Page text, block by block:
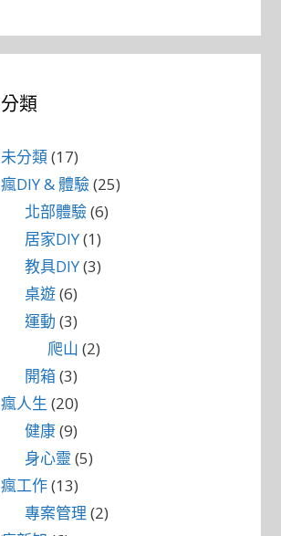
分類
未分類(17)
瘋DIY & 體驗(25)
北部體驗(6)
居家DIY(1)
教具DIY(3)
桌遊(6)
運動 (3)
爬山 (2)
開箱(3)
瘋人生 (20)
健康(9)
身心靈 (5)
瘋工作(13)
專案管理 (2)